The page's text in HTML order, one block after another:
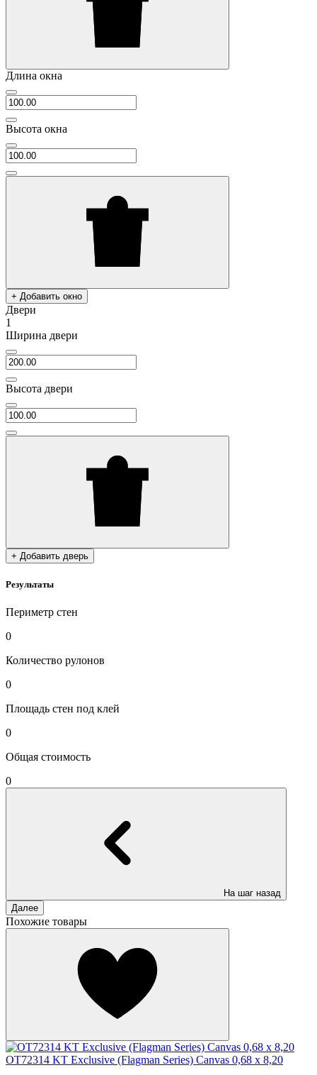
Длина окна
Высота окна
+ Добавить окно
Двери
1
Ширина двери
Высота двери
+ Добавить дверь
Результаты
Периметр стен
0
Количество рулонов
0
Площадь стен под клей
0
Общая стоимость
0
На шаг назад
Далее
Похожие товары
OT72314 KT Exclusive (Flagman Series) Canvas 0,68 x 8,20